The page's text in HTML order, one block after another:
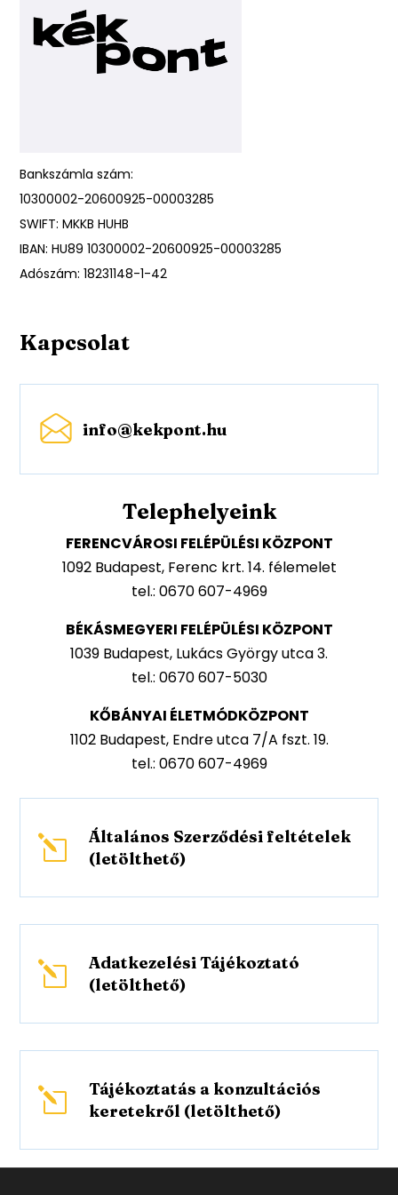
Bankszámla szám:
10300002-20600925-00003285
SWIFT: MKKB HUHB
IBAN: HU89 10300002-20600925-00003285
Adószám: 18231148-1-42
Kapcsolat
info@kekpont.hu
Telephelyeink
FERENCVÁROSI FELÉPÜLÉSI KÖZPONT
1092 Budapest, Ferenc krt. 14. félemelet
tel.: 0670 607-4969
BÉKÁSMEGYERI FELÉPÜLÉSI KÖZPONT
1039 Budapest, Lukács György utca 3.
tel.: 0670 607-5030
KŐBÁNYAI ÉLETMÓDKÖZPONT
1102 Budapest, Endre utca 7/A fszt. 19.
tel.: 0670 607-4969
l
Általános Szerződési feltételek
(letölthető)
l
Adatkezelési Tájékoztató
(letölthető)
l
Tájékoztatás a konzultációs
keretekről (letölthető)